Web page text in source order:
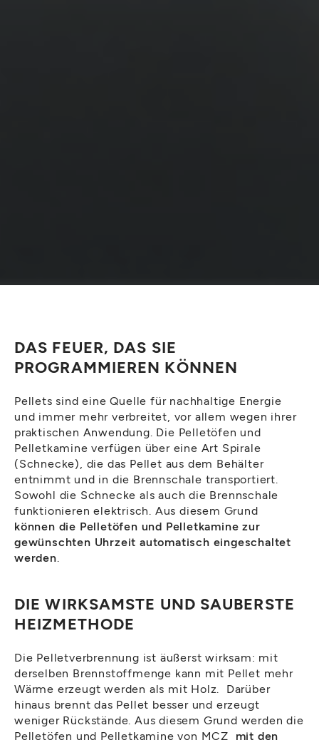
DAS FEUER, DAS SIE
PROGRAMMIEREN KÖNNEN
Pellets sind eine Quelle für nachhaltige Energie
und immer mehr verbreitet, vor allem wegen ihrer
praktischen Anwendung. Die Pelletöfen und
Pelletkamine verfügen über eine Art Spirale
(Schnecke), die das Pellet aus dem Behälter
entnimmt und in die Brennschale transportiert.
Sowohl die Schnecke als auch die Brennschale
funktionieren elektrisch. Aus diesem Grund
können die Pelletöfen und Pelletkamine zur
gewünschten Uhrzeit automatisch eingeschaltet
werden
DIE WIRKSAMSTE UND SAUBERSTE
HEIZMETHODE
Die Pelletverbrennung ist äußerst wirksam: mit
derselben Brennstoffmenge kann mit Pellet mehr
Wärme erzeugt werden als mit Holz. Darüber
hinaus brennt das Pellet besser und erzeugt
weniger Rückstände. Aus diesem Grund werden die
Pelletöfen und Pelletkamine von MCZ mit den